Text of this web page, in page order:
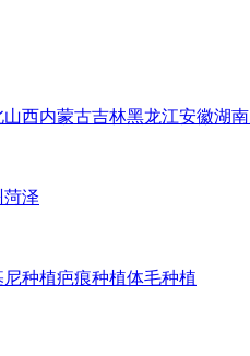
山西内蒙古吉林黑龙江安徽湖南
菏泽
尼种植疤痕种植体毛种植